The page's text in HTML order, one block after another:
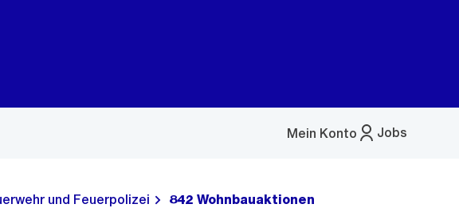
Jobs
Mein Konto
Menü
und Feuerpolizei 842 Wohnbauaktionen